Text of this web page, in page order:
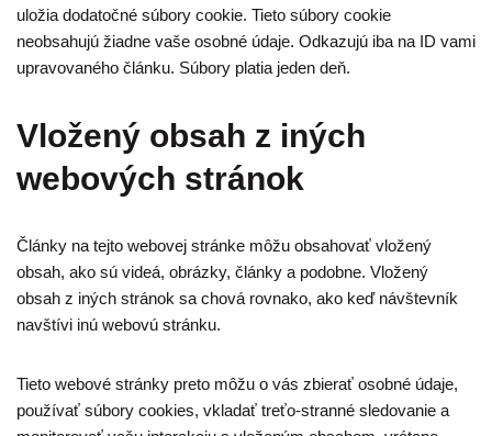
uložia dodatočné súbory cookie. Tieto súbory cookie
neobsahujú žiadne vaše osobné údaje. Odkazujú iba na ID vami
upravovaného článku. Súbory platia jeden deň.
Vložený obsah z iných
webových stránok
Články na tejto webovej stránke môžu obsahovať vložený
obsah, ako sú videá, obrázky, články a podobne. Vložený
obsah z iných stránok sa chová rovnako, ako keď návštevník
navštívi inú webovú stránku.
Tieto webové stránky preto môžu o vás zbierať osobné údaje,
používať súbory cookies, vkladať treťo-stranné sledovanie a